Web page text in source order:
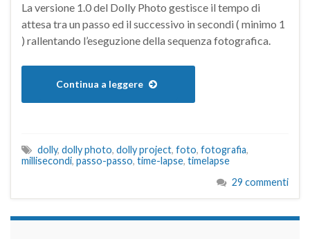
La versione 1.0 del Dolly Photo gestisce il tempo di
attesa tra un passo ed il successivo in secondi ( minimo 1
) rallentando l’eseguzione della sequenza fotografica.
Continua a leggere
dolly, dolly photo, dolly project, foto, fotografia,
millisecondi, passo-passo, time-lapse, timelapse
29 commenti